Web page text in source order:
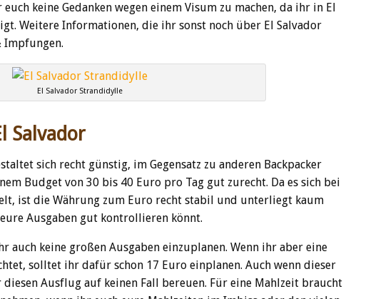
keine Gedanken wegen einem Visum zu machen, da ihr in El
Weitere Informationen, die ihr sonst noch über El Salvador
Impfungen.
El Salvador Strandidylle
Salvador
sich recht günstig, im Gegensatz zu anderen Backpacker
Budget von 30 bis 40 Euro pro Tag gut zurecht. Da es sich bei
ist die Währung zum Euro recht stabil und unterliegt kaum
Ausgaben gut kontrollieren könnt.
auch keine großen Ausgaben einzuplanen. Wenn ihr aber eine
solltet ihr dafür schon 17 Euro einplanen. Auch wenn dieser
Ausflug auf keinen Fall bereuen. Für eine Mahlzeit braucht